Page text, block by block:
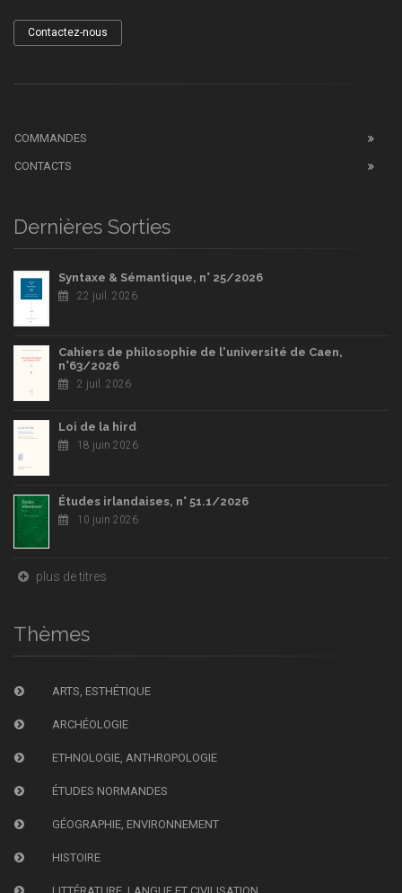
Contactez-nous
COMMANDES
CONTACTS
Dernières Sorties
Syntaxe & Sémantique, n° 25/2026
22 juil. 2026
Cahiers de philosophie de l'université de Caen,
n°63/2026
2 juil. 2026
Loi de la hird
18 juin 2026
Études irlandaises, n° 51.1/2026
10 juin 2026
plus de titres
Thèmes
ARTS, ESTHÉTIQUE
ARCHÉOLOGIE
ETHNOLOGIE, ANTHROPOLOGIE
ÉTUDES NORMANDES
GÉOGRAPHIE, ENVIRONNEMENT
HISTOIRE